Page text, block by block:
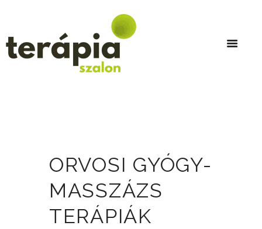
ORVOSI GYÓGY-
MASSZÁZS
TERÁPIÁK